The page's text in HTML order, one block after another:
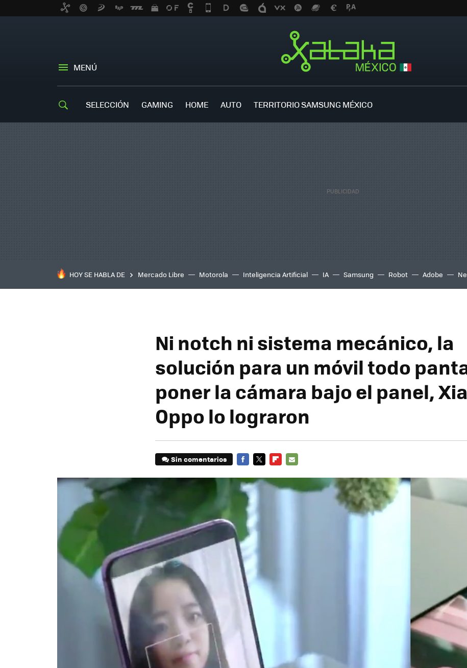
MENÚ
SELECCIÓN GAMING HOME AUTO TERRITORIO SAMSUNG MÉXICO
HOY SE HABLA DE Mercado Libre Motorola Inteligencia Artificial IA Samsung Robot Adobe
Ni notch ni sistema mecánico, la
solución para un móvil todo
poner la cámara bajo el panel,
Oppo lo lograron
Sin comentarios
MAIL